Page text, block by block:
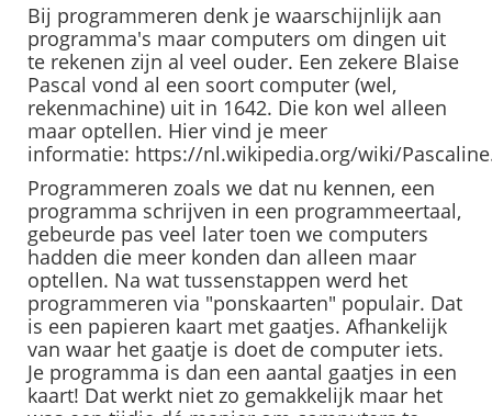
Bij programmeren denk je waarschijnlijk aan
programma's maar computers om dingen uit
te rekenen zijn al veel ouder. Een zekere Blaise
Pascal vond al een soort computer (wel,
rekenmachine) uit in 1642. Die kon wel alleen
maar optellen. Hier vind je meer
informatie: https://nl.wikipedia.org/wiki/
Programmeren zoals we dat nu kennen, een
programma schrijven in een programmeertaal,
gebeurde pas veel later toen we computers
hadden die meer konden dan alleen maar
optellen. Na wat tussenstappen werd het
programmeren via "ponskaarten" populair. Dat
is een papieren kaart met gaatjes. Afhankelijk
van waar het gaatje is doet de computer iets.
Je programma is dan een aantal gaatjes in een
kaart! Dat werkt niet zo gemakkelijk maar het